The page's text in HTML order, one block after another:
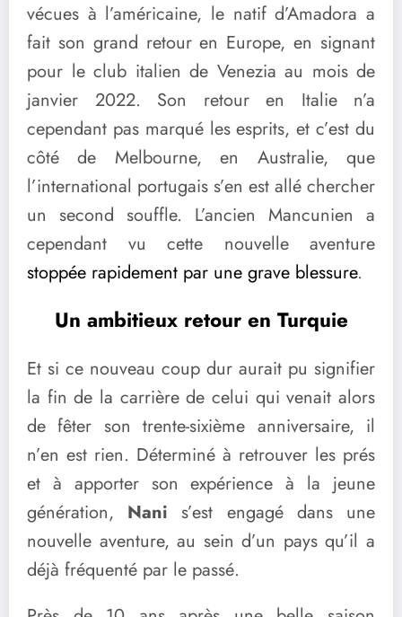
vécues à l’américaine, le natif d’Amadora a
fait son grand retour en Europe, en signant
pour le club italien de Venezia au mois de
janvier 2022. Son retour en Italie n’a
cependant pas marqué les esprits, et c’est du
côté de Melbourne, en Australie, que
l’international portugais s’en est allé chercher
un second souffle. L’ancien Mancunien a
cependant vu cette nouvelle aventure
stoppée rapidement par une grave blessure.
Un ambitieux retour en Turquie
Et si ce nouveau coup dur aurait pu signifier
la fin de la carrière de celui qui venait alors
de fêter son trente-sixième anniversaire, il
n’en est rien. Déterminé à retrouver les prés
et à apporter son expérience à la jeune
génération, Nani s’est engagé dans une
nouvelle aventure, au sein d’un pays qu’il a
déjà fréquenté par le passé.